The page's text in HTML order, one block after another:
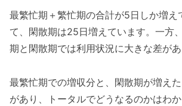
最繁忙期＋繁忙期の合計が5日しか増え
て、閑散期は25日増えています。一方
期と閑散期では利用状況に大きな差があ
最繁忙期での増収分と、閑散期が増え
があり、トータルでどうなるのかはわ